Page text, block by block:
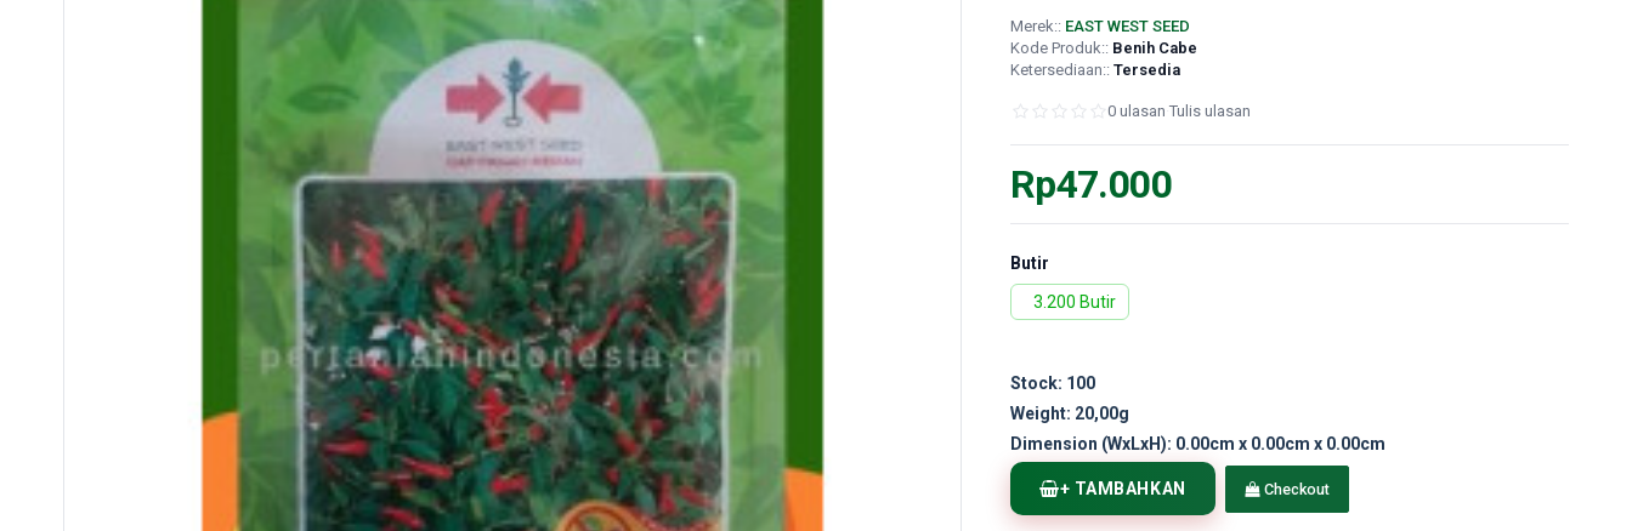
Merek:: EAST WEST SEED
Kode Produk:: Benih Cabe
Ketersediaan:: Tersedia
0 ulasan Tulis ulasan
Rp47.000
Butir
3.200 Butir
Stock: 100
Weight: 20,00g
Dimension (WxLxH): 0.00cm x 0.00cm x 0.00cm
+ TAMBAHKAN Checkout